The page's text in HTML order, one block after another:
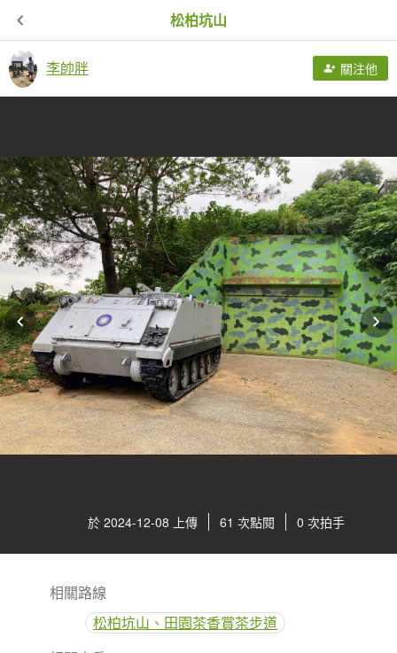
松柏坑山
李帥胖 關注他
於 2024-12-08 上傳 61 次點閱 0 次拍手
相關路線
松柏坑山、田園茶香賞茶步道